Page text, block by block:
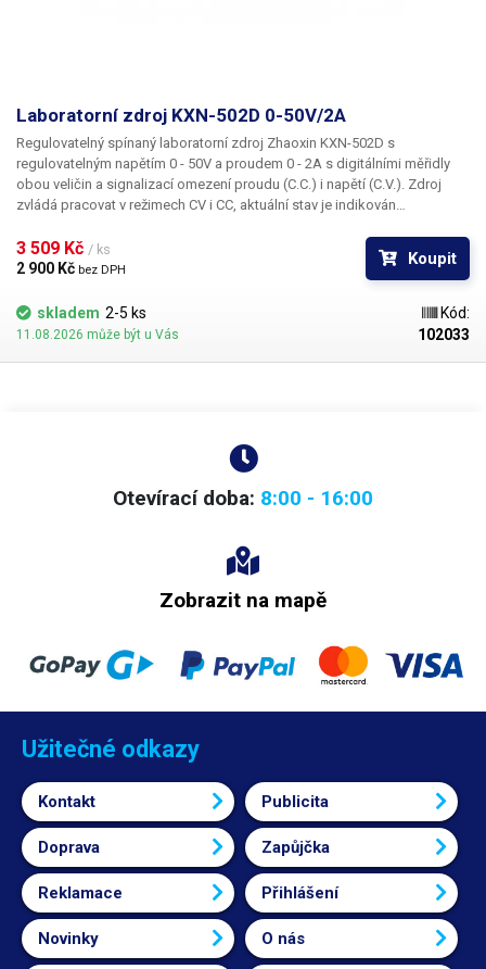
Laboratorní zdroj KXN-502D 0-50V/2A
Regulovatelný spínaný laboratorní zdroj Zhaoxin KXN-502D s
regulovatelným napětím 0 - 50V a proudem 0 - 2A s digitálními měřidly
obou veličin a signalizací omezení proudu (C.C.) i napětí (C.V.). Zdroj
zvládá pracovat v režimech CV i CC, aktuální stav je indikován
nastavení proudu a napětí slouží 4 potenciometry, dvojice pro každou
veličinu. Jeden slouží vždy k hrubému, druhý pak k jemnému nastavení.
pak po desítkách mA. Výstupy zdroje jsou galvanicky oddělené od
zemnění. Zdroj je vybaven ochranou proti zkratu. Chlazení výkonového
telefony), bezdrátové přístupové body AP (WiFi access pointy), dále
vhodný vhodný do škol, dílen a laboratoří.
3 509 Kč / ks
2 900 Kč bez DPH
Koupit
skladem 2-5 ks
11.08.2026 může být u Vás
Kód:
102033
Otevírací doba: 8:00 - 16:00
Zobrazit na mapě
Užitečné odkazy
Kontakt Publicita
Doprava Zapůjčka
Reklamace Přihlášení
Novinky O nás